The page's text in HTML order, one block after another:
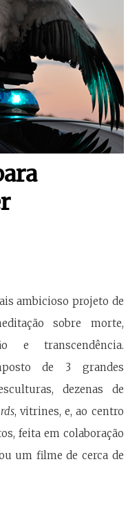
ambicioso projeto de
sobre morte,
e transcendência.
de 3 grandes
dezenas de
, vitrines, e, ao centro
feita em colaboração
um filme de cerca de